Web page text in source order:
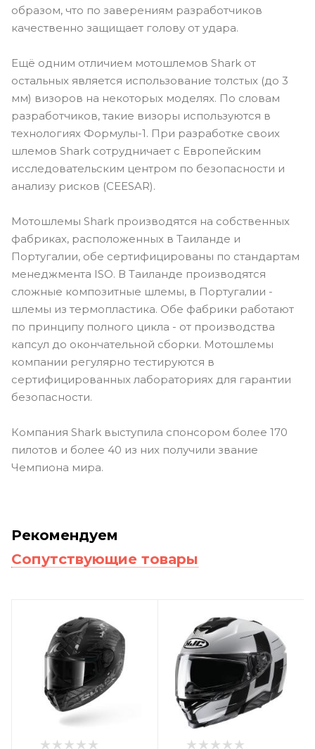
образом, что по заверениям разработчиков
качественно защищает голову от удара.
Ещё одним отличием мотошлемов Shark от
остальных является использование толстых (до 3
мм) визоров на некоторых моделях. По словам
разработчиков, такие визоры используются в
технологиях Формулы-1. При разработке своих
шлемов Shark сотрудничает с Европейским
исследовательским центром по безопасности и
анализу рисков (CEESAR).
Мотошлемы Shark производятся на собственных
фабриках, расположенных в Таиланде и
Португалии, обе сертифицированы по стандартам
менеджмента ISO. В Таиланде производятся
сложные композитные шлемы, в Португалии -
шлемы из термопластика. Обе фабрики работают
по принципу полного цикла - от производства
капсул до окончательной сборки. Мотошлемы
компании регулярно тестируются в
сертифицированных лабораториях для гарантии
безопасности.
Компания Shark выступила спонсором более 170
пилотов и более 40 из них получили звание
Чемпиона мира.
Рекомендуем
Сопутствующие товары